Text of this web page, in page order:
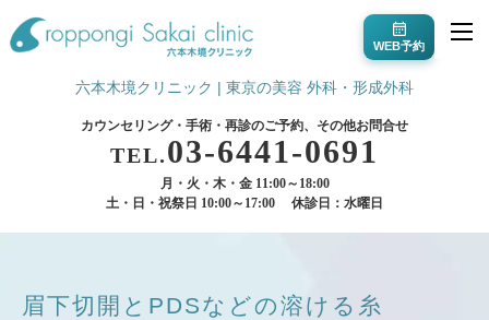
WEB予約
六本木境クリニック | 東京の美容 外科・形成外科
カウンセリング・手術・再診のご予約、その他お問合せ
TEL.03-6441-0691
月・火・木・金 11:00～18:00
土・日・祝祭日 10:00～17:00
休診日：水曜日
眉下切開とPDSなどの溶ける糸